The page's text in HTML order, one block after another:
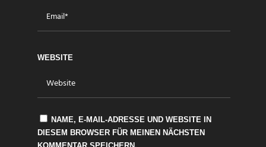
WEBSITE
NAME, E-MAIL-ADRESSE UND WEBSITE IN
DIESEM BROWSER FÜR MEINEN NÄCHSTEN